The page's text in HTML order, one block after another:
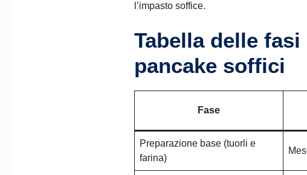
l’impasto soffice.
Tabella delle
pancake soffici
Fase
Preparazione base (tuorli e
farina)